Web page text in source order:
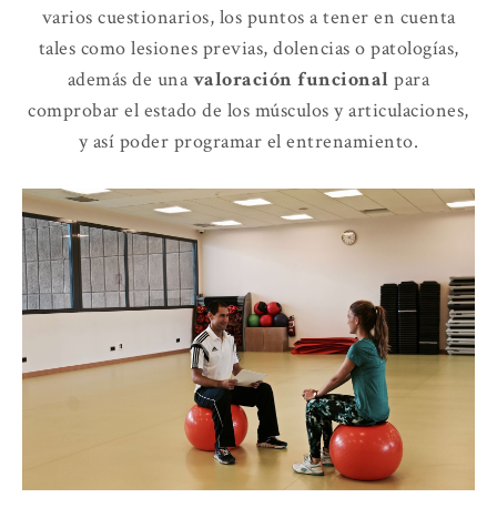
varios cuestionarios, los puntos a tener en cuenta
tales como lesiones previas, dolencias o patologías,
además de unavaloración funcional para
comprobar el estado de los músculos y articulaciones,
y así poder programar el entrenamiento.